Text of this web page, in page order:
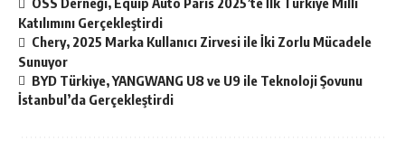
Katılımını Gerçekleştirdi
Chery, 2025 Marka Kullanıcı Zirvesi ile İki Zorlu Mücadele
Sunuyor
BYD Türkiye, YANGWANG U8 ve U9 ile Teknoloji Şovunu
İstanbul’da Gerçekleştirdi